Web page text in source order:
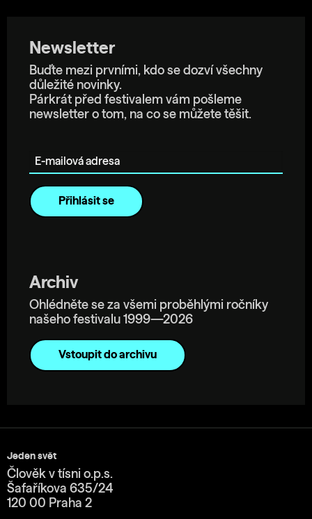
Newsletter
Buďte mezi prvními, kdo se dozví všechny
důležité novinky.
Párkrát před festivalem vám pošleme
newsletter o tom, na co se můžete těšit.
Archiv
Ohlédněte se za všemi proběhlými ročníky
našeho festivalu 1999—2026
Vstoupit do archivu
Jeden svět
Člověk v tísni o.p.s.
Šafaříkova 635/24
120 00 Praha 2